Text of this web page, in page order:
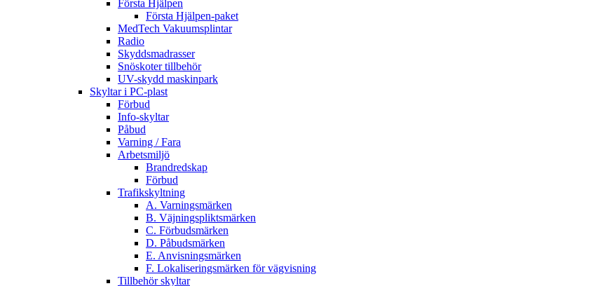
Första Hjälpen
Första Hjälpen-paket
MedTech Vakuumsplintar
Radio
Skyddsmadrasser
Snöskoter tillbehör
UV-skydd maskinpark
Skyltar i PC-plast
Förbud
Info-skyltar
Påbud
Varning / Fara
Arbetsmiljö
Brandredskap
Förbud
Trafikskyltning
A. Varningsmärken
B. Väjningspliktsmärken
C. Förbudsmärken
D. Påbudsmärken
E. Anvisningsmärken
F. Lokaliseringsmärken för vägvisning
Tillbehör skyltar